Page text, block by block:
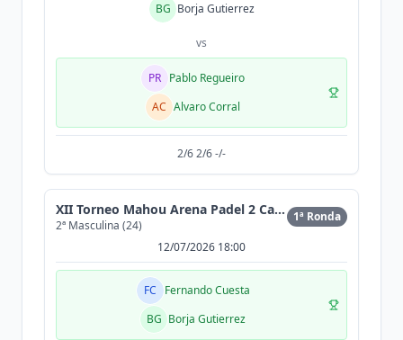
BG Borja Gutierrez
vs
PR Pablo Regueiro
AC Alvaro Corral
2/6 2/6 -/-
XII Torneo Mahou Arena Padel 2 Cat (300MAX)
2ª Masculina (24)
1ª Ronda
12/07/2026 18:00
FC
Fernando Cuesta
BG Borja Gutierrez